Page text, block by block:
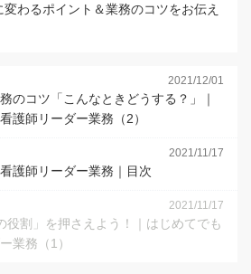
変わるポイント＆業務のコツをお伝え
2021/12/01
のコツ「こんなときどうする？」｜
護師リーダー業務（2）
2021/11/17
護師リーダー業務｜目次
2021/11/17
役割」を押さえよう！｜はじめてでも
業務（1）